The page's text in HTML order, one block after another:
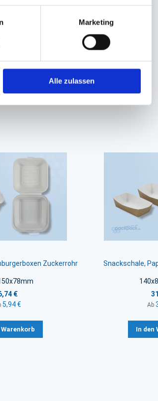
Marketing
Alle zulassen
Zuckerrohr
€
5,94 €
Warenkorb
Snackschale,
Ab
In den